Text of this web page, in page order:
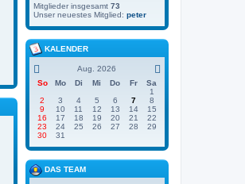
Mitglieder insgesamt 73
Unser neuestes Mitglied: peter
KALENDER
Aug. 2026
So
Mo Di Mi Do Fr
Sa
1
2
3 4 5 6 7
8
9
10 11 12 13 14
15
16
17 18 19 20 21
22
23
24 25 26 27 28
29
30
31
DAS TEAM